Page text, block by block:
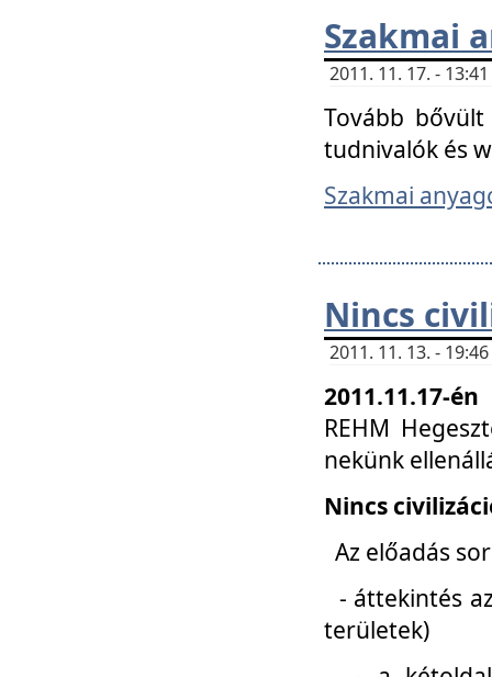
Szakmai
2011. 11. 17. -
Tovább bővült
tudnivalók és
Szakmai
Nincs
2011. 11. 13. -
2011.11.17-
REHM
nekünk
Nincs
Az előadás
- áttekintés
területek)